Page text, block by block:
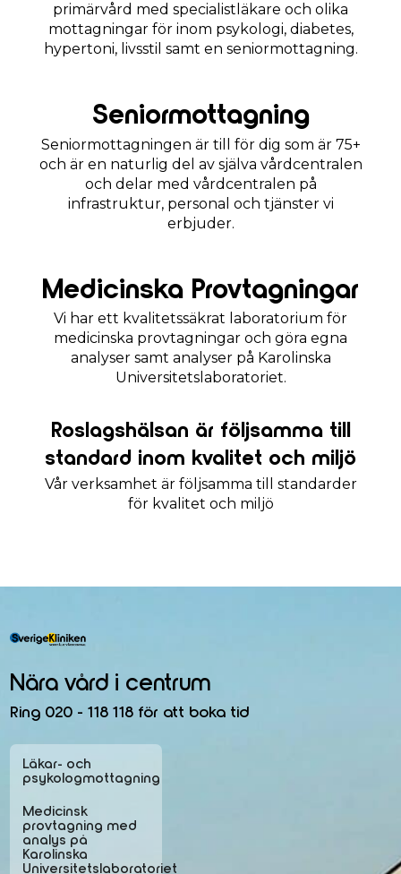
primärvård med specialistläkare och olika
mottagningar för inom psykologi, diabetes,
hypertoni, livsstil samt en seniormottagning.
Seniormottagning
Seniormottagningen är till för dig som är 75+
och är en naturlig del av själva vårdcentralen
och delar med vårdcentralen på
infrastruktur, personal och tjänster vi
erbjuder.
Medicinska Provtagningar
Vi har ett kvalitetssäkrat laboratorium för
medicinska provtagningar och göra egna
analyser samt analyser på Karolinska
Universitetslaboratoriet.
Roslagshälsan är följsamma till
standard inom kvalitet och miljö
Vår verksamhet är följsamma till standarder
för kvalitet och miljö
Nära vård i centrum
Ring 020 - 118 118 för att boka tid
Läkar- och
psykologmottagning
Medicinsk
provtagning med
analys på
Karolinska
Universitetslaboratoriet